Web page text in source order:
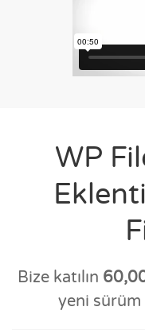
WP
Bize katılın
yeni sürüm